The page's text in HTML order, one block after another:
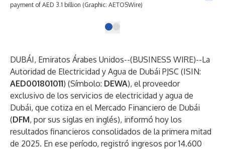
payment of AED 3.1 billion (Graphic: AETOSWire)
DUBÁI, Emiratos Árabes Unidos--(BUSINESS WIRE)--La
Autoridad de Electricidad y Agua de Dubái PJSC (ISIN:
AED001801011) (Símbolo: DEWA), el proveedor
exclusivo de los servicios de electricidad y agua de
Dubái, que cotiza en el Mercado Financiero de Dubái
(DFM, por sus siglas en inglés), informó hoy los
resultados financieros consolidados de la primera mitad
de 2025. En ese período, registró ingresos por 14.600